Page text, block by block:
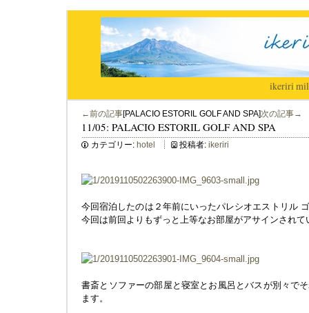
ikeriri|
←前の記事[PALACIO ESTORIL GOLF AND SPA]次の記事→
11/05: PALACIO ESTORIL GOLF AND SPA
カテゴリー: hotel 投稿者: ikeriri
今回宿泊したのは２年前にいったパレシオエストリル
今回は前回よりもずっと上等なお部屋がアサインされて
書斎とソファーの部屋と寝室とお風呂とバスが別々で
ます。